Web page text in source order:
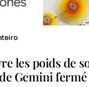
les poids de
Gemini fermé